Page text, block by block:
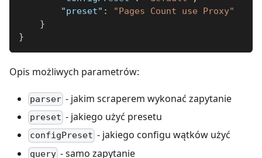
"preset" :
"Pages Count use Proxy"
}
}
Opis możliwych parametrów:
parser - jakim scraperem wykonać zapytanie
preset - jakiego użyć presetu
configPreset - jakiego configu wątków użyć
query - samo zapytanie